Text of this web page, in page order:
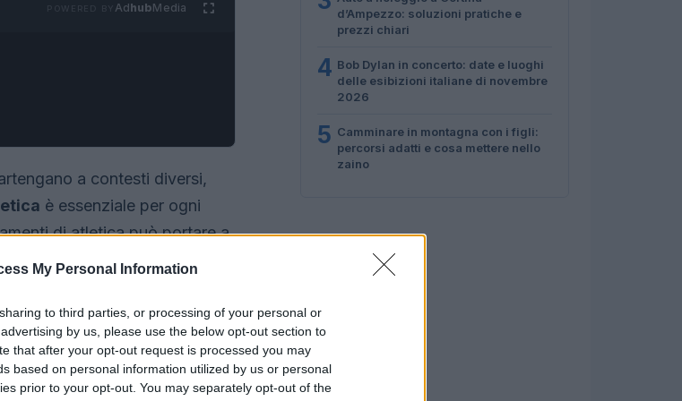
My Personal Information
to third parties, or processing of your personal or
by us, please use the below opt-out section to
that after your opt-out request is processed you may
based on personal information utilized by us or personal
prior to your opt-out. You may separately opt-out of the
AdhubMedia
a contesti diversi,
è essenziale per ogni
di atletica può portare a
di
allenamento
sugli sci.
d’Ampezzo: soluzioni pratiche e
prezzi chiari
4 Bob Dylan in concerto: date e luoghi
delle esibizioni italiane di novembre
2026
5 Camminare in montagna con i figli:
percorsi adatti e cosa mettere nello
zaino